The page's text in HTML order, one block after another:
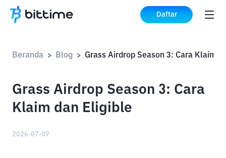
Daftar
Beranda > Blog >
Grass Airdrop Season 3: Cara
Klaim dan Eligible
2026-07-09